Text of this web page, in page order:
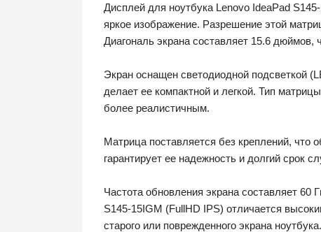
Дисплей для ноутбука Lenovo IdeaPad
яркое изображение. Разрешение этой
Диагональ экрана составляет 15.6 дюймов,
Экран оснащен светодиодной подсветкой
делает ее компактной и легкой. Тип
более реалистичным.
Матрица поставляется без креплений, что
гарантирует ее надежность и долгий срок
Частота обновления экрана составляет 60
S145-15IGM (FullHD IPS) отличается
старого или поврежденного экрана ноутбука.